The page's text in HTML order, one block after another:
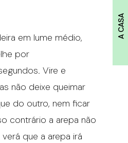
A CASA
em lume médio,
por
Vire e
não deixe queimar
do outro, nem ficar
contrário a arepa não
que a arepa irá